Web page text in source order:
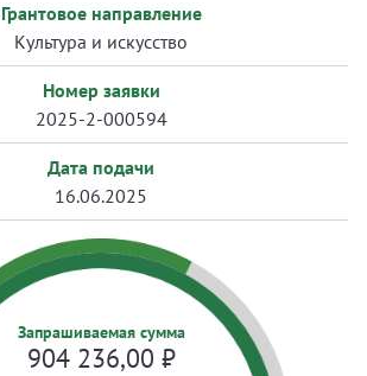
Грантовое направление
Культура и искусство
Номер заявки
2025-2-000594
Дата подачи
16.06.2025
Запрашиваемая сумма
904 236,00 ₽